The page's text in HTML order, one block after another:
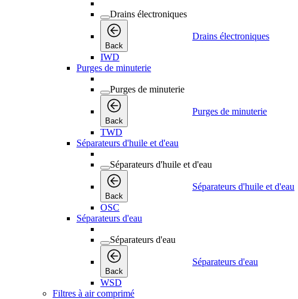
Drains électroniques
Back
Drains électroniques
IWD
Purges de minuterie
Purges de minuterie
Back
Purges de minuterie
TWD
Séparateurs d'huile et d'eau
Séparateurs d'huile et d'eau
Back
Séparateurs d'huile et d'eau
OSC
Séparateurs d'eau
Séparateurs d'eau
Back
Séparateurs d'eau
WSD
Filtres à air comprimé